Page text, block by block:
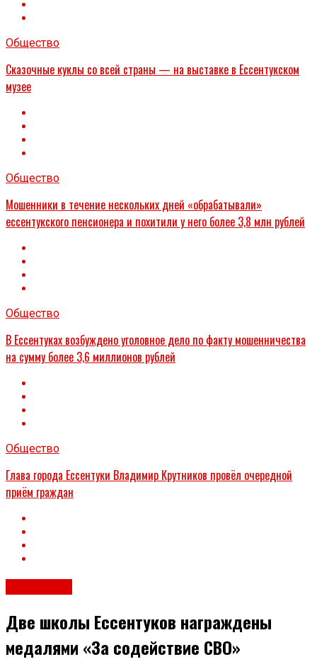
Общество
Сказочные куклы со всей страны — на выставке в Ессентукском
музее
Общество
Мошенники в течение нескольких дней «обрабатывали»
ессентукского пенсионера и похитили у него более 3,8 млн рублей
Общество
В Ессентуках возбуждено уголовное дело по факту мошенничества
на сумму более 3,6 миллионов рублей
Общество
Глава города Ессентуки Владимир Крутников провёл очередной
приём граждан
Две школы Ессентуков награждены
медалями «За содействие СВО»